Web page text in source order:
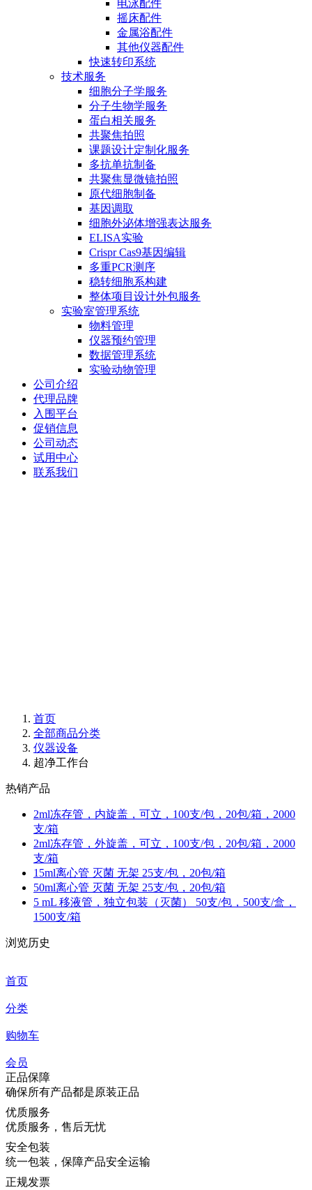
电泳配件
摇床配件
金属浴配件
其他仪器配件
快速转印系统
技术服务
细胞分子学服务
分子生物学服务
蛋白相关服务
共聚焦拍照
课题设计定制化服务
多抗单抗制备
共聚焦显微镜拍照
原代细胞制备
基因调取
细胞外泌体增强表达服务
ELISA实验
Crispr Cas9基因编辑
多重PCR测序
稳转细胞系构建
整体项目设计外包服务
实验室管理系统
物料管理
仪器预约管理
数据管理系统
实验动物管理
公司介绍
代理品牌
入围平台
促销信息
公司动态
试用中心
联系我们
首页
全部商品分类
仪器设备
超净工作台
热销产品
2ml冻存管，内旋盖，可立，100支/包，20包/箱，2000
支/箱
2ml冻存管，外旋盖，可立，100支/包，20包/箱，2000
支/箱
15ml离心管 灭菌 无架 25支/包，20包/箱
50ml离心管 灭菌 无架 25支/包，20包/箱
5 mL 移液管，独立包装（灭菌） 50支/包，500支/盒，
1500支/箱
浏览历史
首页
分类
购物车
会员
正品保障
确保所有产品都是原装正品
优质服务
优质服务，售后无忧
安全包装
统一包装，保障产品安全运输
正规发票